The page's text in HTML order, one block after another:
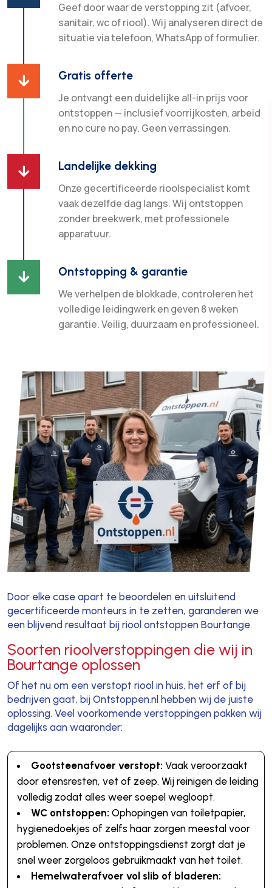
Geef door waar de verstopping zit (afvoer,
sanitair, wc of riool). Wij analyseren direct de
situatie via telefoon, WhatsApp of formulier.
 Gratis offerte
Je ontvangt een duidelijke all-in prijs voor
ontstoppen — inclusief voorrijkosten, arbeid
en no cure no pay. Geen verrassingen.
 Landelijke dekking
Onze gecertificeerde rioolspecialist komt
vaak dezelfde dag langs. Wij ontstoppen
zonder breekwerk, met professionele
apparatuur.
 Ontstopping & garantie
We verhelpen de blokkade, controleren het
volledige leidingwerk en geven 8 weken
garantie. Veilig, duurzaam en professioneel.
Door elke case apart te beoordelen en uitsluitend
gecertificeerde monteurs in te zetten, garanderen we
een blijvend resultaat bij riool ontstoppen Bourtange.
Soorten rioolverstoppingen die wij in
Bourtange oplossen
Of het nu om een verstopt riool in huis, het erf of bij
bedrijven gaat, bij Ontstoppen.nl hebben wij de juiste
oplossing. Veel voorkomende verstoppingen pakken wij
dagelijks aan waaronder:
Gootsteenafvoer verstopt: Vaak veroorzaakt
door etensresten, vet of zeep. Wij reinigen de leiding
volledig zodat alles weer soepel wegloopt.
WC ontstoppen: Ophopingen van toiletpapier,
hygienedoekjes of zelfs haar zorgen meestal voor
problemen. Onze ontstoppingsdienst zorgt dat je
snel weer zorgeloos gebruikmaakt van het toilet.
Hemelwaterafvoer vol slib of bladeren: